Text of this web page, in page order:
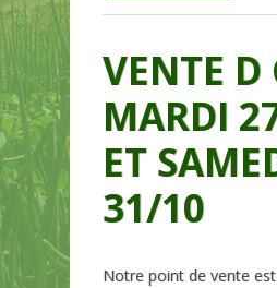
VENTE D
MARDI
ET
31/10
Notre point de vente